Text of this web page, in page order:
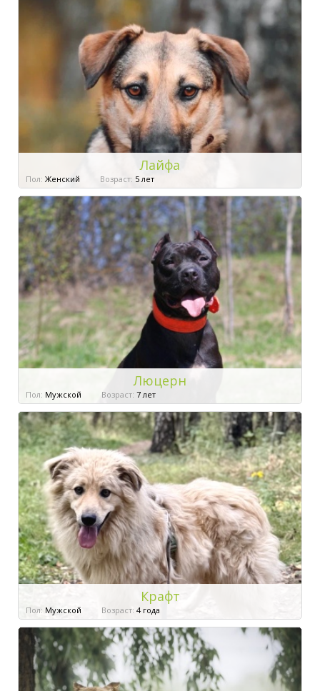
Лайфа
Пол: Женский Возраст: 5 лет
Люцерн
Пол: Мужской Возраст: 7 лет
Крафт
Пол: Мужской Возраст: 4 года